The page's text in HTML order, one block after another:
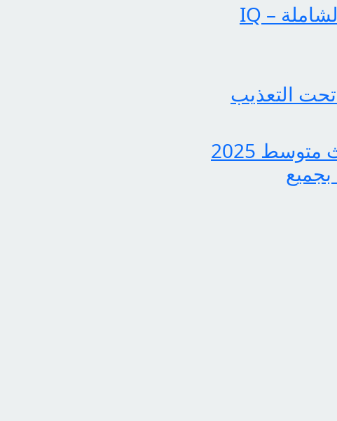
عملياتنا تحقق إنجازات بارزة في الساحة الإخبارية الشاملة – IQ
التعذيب
بشرى سارة لجميع الطلاب، نتائج الدور الثاني للثالث متوسط 2025
بجميع